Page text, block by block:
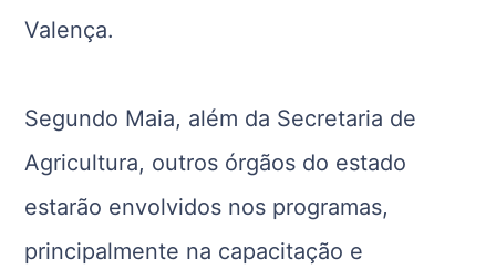
Valença.
Segundo Maia, além da Secretaria de
Agricultura, outros órgãos do estado
estarão envolvidos nos programas,
principalmente na capacitação e